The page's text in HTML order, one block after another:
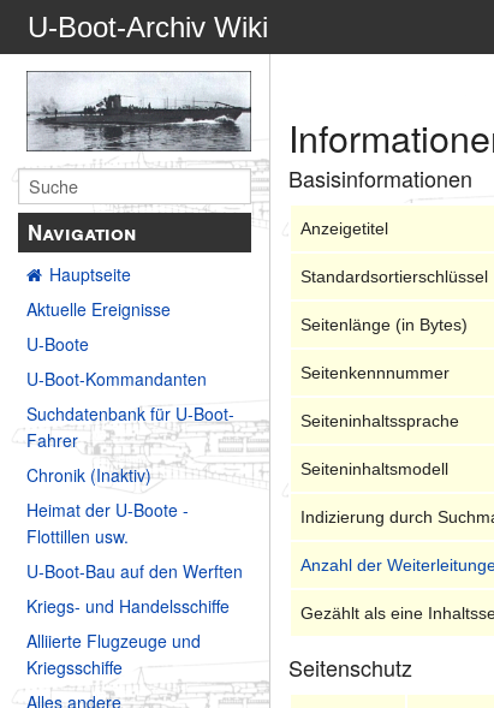
U-Boot-Archiv Wiki
Navigation
Hauptseite
Aktuelle Ereignisse
U-Boote
U-Boot-Kommandanten
Suchdatenbank für U-Boot-
Fahrer
Chronik (Inaktiv)
Heimat der U-Boote -
Flottillen usw.
U-Boot-Bau auf den Werften
Kriegs- und Handelsschiffe
Alliierte Flugzeuge und
Kriegsschiffe
Alles andere
Basisinformationen
Anzeigetitel
Standardsortierschlüssel
Seitenlänge (in Bytes)
Seitenkennnummer
Seiteninhaltssprache
Seiteninhaltsmodell
Indizierung durch
Anzahl der
Gezählt als eine
Seitenschutz